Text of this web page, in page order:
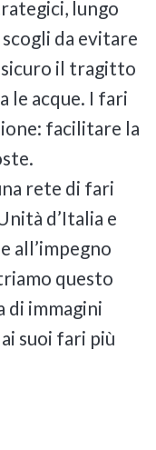
lungo
da evitare
il tragitto
le acque. I fari
facilitare la
rete di fari
d’Italia e
all’impegno
questo
immagini
suoi fari più